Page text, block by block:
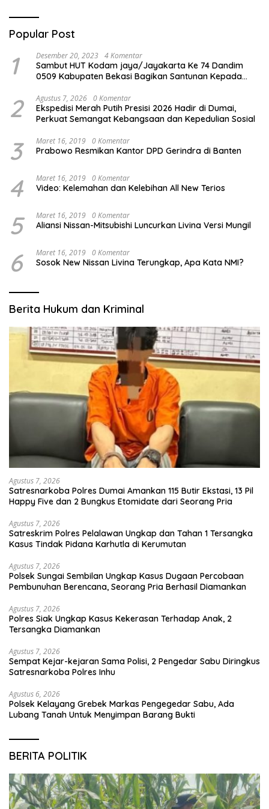
Popular Post
1 Desember 20, 2023 4 Komentar
Sambut HUT Kodam jaya/Jayakarta Ke 74 Dandim
0509 Kabupaten Bekasi Bagikan Santunan Kepada
2 Agustus 7, 2026 0 Komentar
Ekspedisi Merah Putih Presisi 2026 Hadir di Dumai,
Perkuat Semangat Kebangsaan dan Kepedulian Sosial
3 Maret 16, 2019 0 Komentar
Prabowo Resmikan Kantor DPD Gerindra di Banten
4 Maret 16, 2019 0 Komentar
Video: Kelemahan dan Kelebihan All New Terios
5 Maret 16, 2019 0 Komentar
Aliansi Nissan-Mitsubishi Luncurkan Livina Versi Mungil
6 Maret 16, 2019 0 Komentar
Sosok New Nissan Livina Terungkap, Apa Kata NMI?
Berita Hukum dan Kriminal
Agustus 7, 2026
Satresnarkoba Polres Dumai Amankan 115 Butir Ekstasi, 13 Pil
Happy Five dan 2 Bungkus Etomidate dari Seorang Pria
Agustus 7, 2026
Satreskrim Polres Pelalawan Ungkap dan Tahan 1 Tersangka
Kasus Tindak Pidana Karhutla di Kerumutan
Agustus 7, 2026
Polsek Sungai Sembilan Ungkap Kasus Dugaan Percobaan
Pembunuhan Berencana, Seorang Pria Berhasil Diamankan
Agustus 7, 2026
Polres Siak Ungkap Kasus Kekerasan Terhadap Anak, 2
Tersangka Diamankan
Agustus 7, 2026
Sempat Kejar-kejaran Sama Polisi, 2 Pengedar Sabu Diringkus
Satresnarkoba Polres Inhu
Agustus 6, 2026
Polsek Kelayang Grebek Markas Pengegedar Sabu, Ada
Lubang Tanah Untuk Menyimpan Barang Bukti
BERITA POLITIK